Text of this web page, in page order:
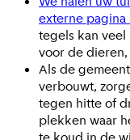
externe
tegels kan
voor de dieren,
Als de
verbouwt,
tegen hitte of
plekken waar